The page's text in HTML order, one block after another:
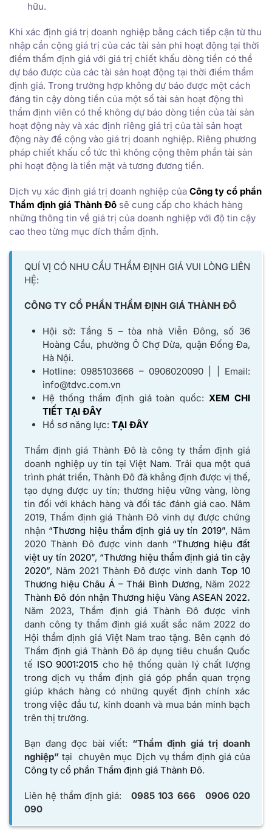
hữu.
Khi xác định giá trị doanh nghiệp bằng cách tiếp cận từ thu
nhập cần cộng giá trị của các tài sản phi hoạt động tại thời
điểm thẩm định giá với giá trị chiết khấu dòng tiền có thể
dự báo được của các tài sản hoạt động tại thời điểm thẩm
định giá. Trong trường hợp không dự báo được một cách
đáng tin cậy dòng tiền của một số tài sản hoạt động thì
thẩm định viên có thể không dự báo dòng tiền của tài sản
hoạt động này và xác định riêng giá trị của tài sản hoạt
động này để cộng vào giá trị doanh nghiệp. Riêng phương
pháp chiết khấu cổ tức thì không cộng thêm phần tài sản
phi hoạt động là tiền mặt và tương đương tiền.
Dịch vụ xác định giá trị doanh nghiệp của Công ty cổ phần
Thẩm định giá Thành Đô sẽ cung cấp cho khách hàng
những thông tin về giá trị của doanh nghiệp với độ tin cậy
cao theo từng mục đích thẩm định.
QUÍ VỊ CÓ NHU CẦU THẨM ĐỊNH GIÁ VUI LÒNG LIÊN
HỆ:
CÔNG TY CỔ PHẦN THẨM ĐỊNH GIÁ THÀNH ĐÔ
Hội sở: Tầng 5 – tòa nhà Viễn Đông, số 36
Hoàng Cầu, phường Ô Chợ Dừa, quận Đống Đa,
Hà Nội.
Hotline: 0985103666 – 0906020090 | | Email:
info@tdvc.com.vn
Hệ thống thẩm định giá toàn quốc:XEM CHI
TIẾT TẠI ĐÂY
Hồ sơ năng lực: TẠI ĐÂY
Thẩm định giá Thành Đô là công ty thẩm định giá
doanh nghiệp uy tín tại Việt Nam. Trải qua một quá
trình phát triển, Thành Đô đã khẳng định được vị thế,
tạo dựng được uy tín; thương hiệu vững vàng, lòng
tin đối với khách hàng và đối tác đánh giá cao. Năm
2019, Thẩm định giá Thành Đô vinh dự được chứng
nhận “Thương hiệu thẩm định giá uy tín 2019”, Năm
2020 Thành Đô được vinh danh “Thương hiệu đất
việt uy tín 2020”, “Thương hiệu thẩm định giá tin cậy
2020”, Năm 2021 Thành Đô được vinh danhTop 10
Thương hiệu Châu Á – Thái Bình Dương, Năm 2022
Thành Đô đón nhận Thương hiệu Vàng ASEAN 2022.
Năm 2023, Thẩm định giá Thành Đô được vinh
danh công ty thẩm định giá xuất sắc năm 2022 do
Hội thẩm định giá Việt Nam trao tặng. Bên cạnh đó
Thẩm định giá Thành Đô áp dụng tiêu chuẩn Quốc
tế ISO 9001:2015 cho hệ thống quản lý chất lượng
trong dịch vụ thẩm định giá góp phần quan trọng
giúp khách hàng có những quyết định chính xác
trong việc đầu tư, kinh doanh và mua bán minh bạch
trên thị trường.
Bạn đang đọc bài viết: “Thẩm định giá trị doanh
nghiệp” tại chuyên mục Dịch vụ thẩm định giá của
Công ty cổ phần Thẩm định giá Thành Đô.
Liên hệ thẩm định giá: 0985 103 666 0906 020
090